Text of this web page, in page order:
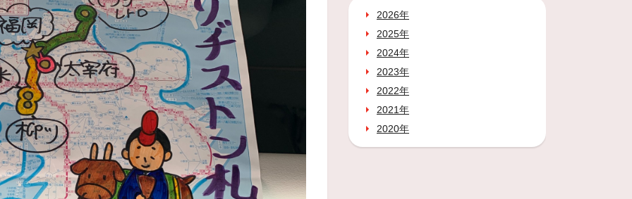
2026年
2025年
2024年
2023年
2022年
2021年
2020年